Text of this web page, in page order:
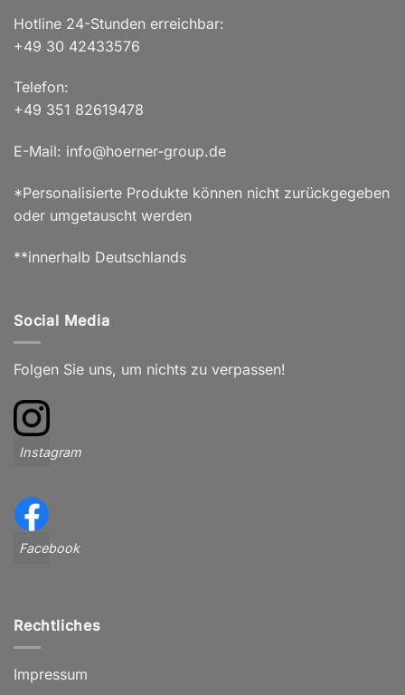
Hotline 24-Stunden erreichbar:
+49 30 42433576
Telefon:
+49 351 82619478
E-Mail: info@hoerner-group.de
*Personalisierte Produkte können nicht zurückgegeben
oder umgetauscht werden
**innerhalb Deutschlands
Social Media
Folgen Sie uns, um nichts zu verpassen!
Instagram
Facebook
Rechtliches
Impressum